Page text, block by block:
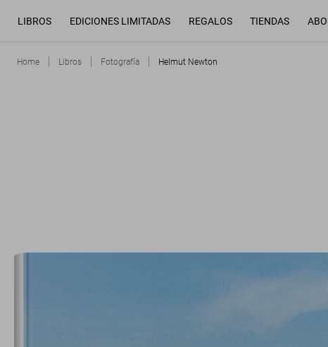
LIBROS EDICIONES LIMITADAS REGALOS TIENDAS
Home Libros Fotografía Helmut Newton